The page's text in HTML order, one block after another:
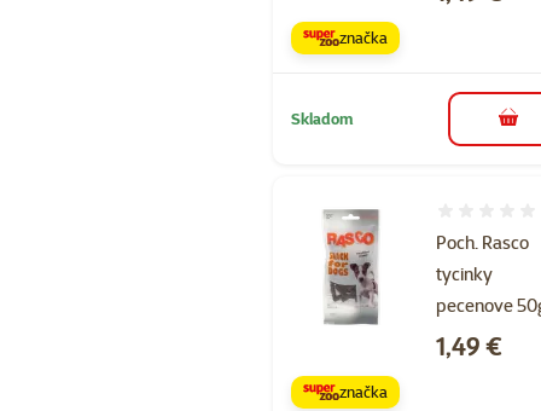
značka
Skladom do
Poch. Rasco
tycinky
pecenove
Cena
1,49 €
značka